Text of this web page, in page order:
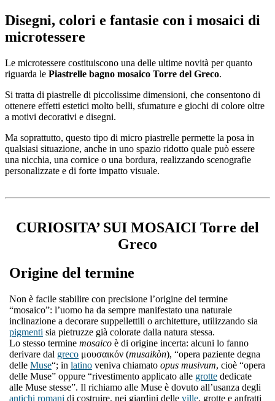
Disegni, colori e fantasie con i mosaici di
microtessere
Le microtessere costituiscono una delle ultime novità per quanto
riguarda le Piastrelle bagno mosaico Torre del Greco.
Si tratta di piastrelle di piccolissime dimensioni, che consentono di
ottenere effetti estetici molto belli, sfumature e giochi di colore oltre
a motivi decorativi e disegni.
Ma soprattutto, questo tipo di micro piastrelle permette la posa in
qualsiasi situazione, anche in uno spazio ridotto quale può essere
una nicchia, una cornice o una bordura, realizzando scenografie
personalizzate e di forte impatto visuale.
CURIOSITA’ SUI MOSAICI Torre del
Greco
Origine del termine
Non è facile stabilire con precisione l’origine del termine
“mosaico”: l’uomo ha da sempre manifestato una naturale
inclinazione a decorare suppellettili o architetture, utilizzando sia
pigmenti sia pietruzze già colorate dalla natura stessa.
Lo stesso termine mosaico è di origine incerta: alcuni lo fanno
derivare dal greco μουσαικόν (musaikòn), “opera paziente degna
delle Muse“; in latino veniva chiamato opus musivum, cioè “opera
delle Muse” oppure “rivestimento applicato alle grotte dedicate
alle Muse stesse”. Il richiamo alle Muse è dovuto all’usanza degli
antichi romani di costruire, nei giardini delle ville, grotte e anfratti